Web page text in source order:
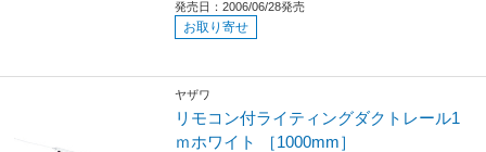
発売日：2006/06/28発売
お取り寄せ
ヤザワ
リモコン付ライティングダクトレール1
ｍホワイト ［1000mm］